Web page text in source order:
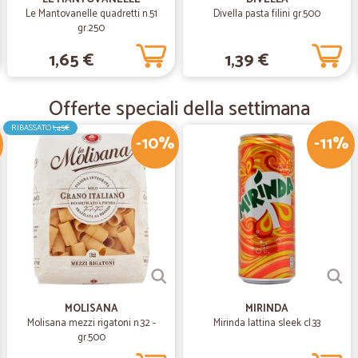
Federica D.
Quando si trovano rarità a
Era un pò di mesi che cercavo di
sembra diventato introvabile,
il prezzo e pure la spedizione
COMPLIMENTI E
Il sito è favoloso, gli operatori
stati molto cortesi, il servizio di
prodotti sono veramente ottimi.
Ordinato la spesa lunedì
Le Mantovanelle quadretti n.51
gr.250
1,65 €
Divella pasta filini gr.500
1,39 €
Offerte speciali della settimana
-10%
RIBASSATO1,45€
MOLISANA
Molisana mezzi rigatoni n.32 -
gr.500
-11%
MIRINDA
Mirinda lattina sleek cl.33